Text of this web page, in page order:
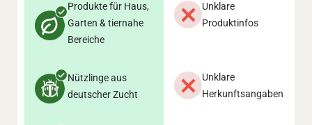
Produkte für Haus,
Garten & tiernahe
Bereiche
Unklare
Produktinfos
Nützlinge aus
deutscher Zucht
Unklare
Herkunftsangaben